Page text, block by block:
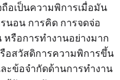
อเป็นความพิการเมื่อมัน
นอน การคิด การจดจ่อ
หรือการทำงานอย่างมาก
อสวัสดิการความพิการขึ้น
ะข้อจำกัดด้านการทำงาน